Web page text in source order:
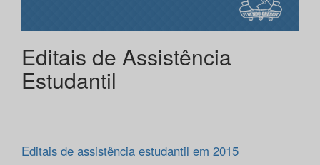
Editais de Assistência
Estudantil
Editais de assistência estudantil em 2015